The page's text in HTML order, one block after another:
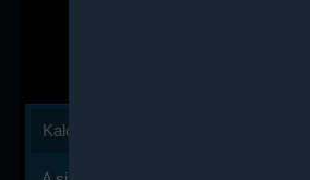
Kalóriaszámlálás